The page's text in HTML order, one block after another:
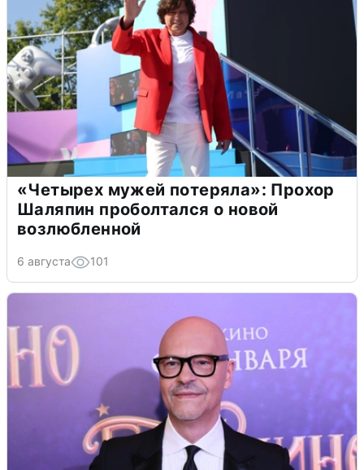
«Четырех мужей потеряла»: Прохор
Шаляпин проболтался о новой
возлюбленной
6 августа 101